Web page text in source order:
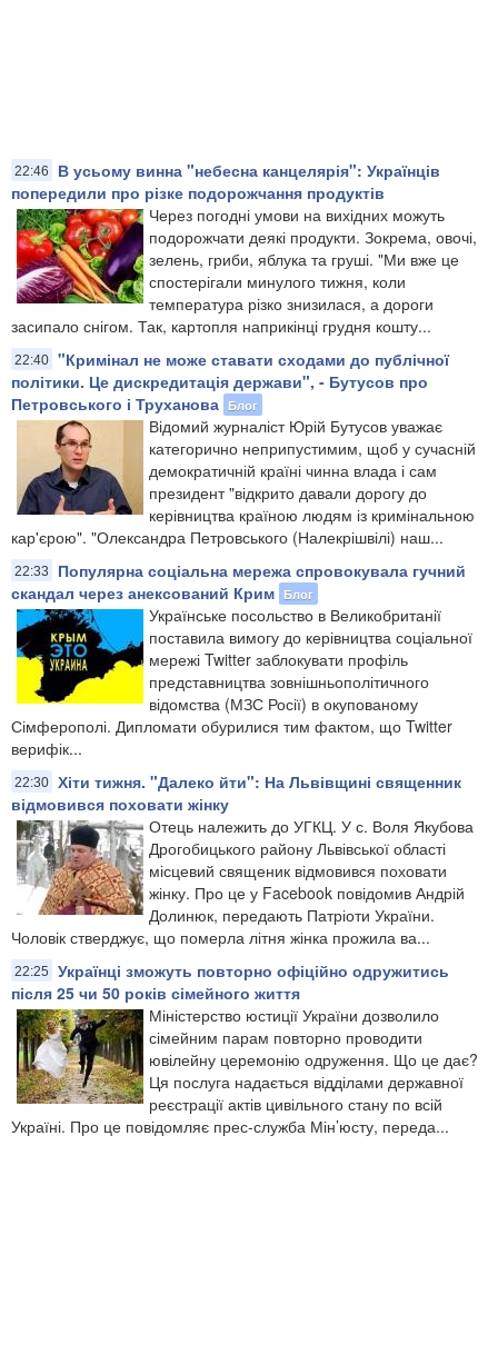
22:46
В усьому винна "небесна канцелярія": Українців
попередили про різке подорожчання продуктів
Через погодні умови на вихідних можуть
подорожчати деякі продукти. Зокрема, овочі,
зелень, гриби, яблука та груші. "Ми вже це
спостерігали минулого тижня, коли
температура різко знизилася, а дороги
засипало снігом. Так, картопля наприкінці грудня кошту...
22:40 "Кримінал не може ставати сходами до публічної
політики. Це дискредитація держави", - Бутусов про
Петровського і Труханова Блог
Відомий журналіст Юрій Бутусов уважає
категорично неприпустимим, щоб у сучасній
демократичній країні чинна влада і сам
президент "відкрито давали дорогу до
керівництва країною людям із кримінальною
кар'єрою". "Олександра Петровського (Налекрішвілі) наш...
22:33
Популярна соціальна мережа спровокувала гучний
скандал через анексований Крим Блог
Українське посольство в Великобританії
поставила вимогу до керівництва соціальної
мережі Twitter заблокувати профіль
представництва зовнішньополітичного
відомства (МЗС Росії) в окупованому
Сімферополі. Дипломати обурилися тим фактом, що Twitter
верифік...
22:30 Хіти тижня. "Далеко йти": На Львівщині священник
відмовився поховати жінку
​Отець належить до УГКЦ. У с. Воля Якубова
Дрогобицького району Львівської області
місцевий священик відмовився поховати
жінку. Про це у Facebook повідомив Андрій
Долинюк, передають Патріоти України.
Чоловік стверджує, що померла літня жінка прожила ва...
22:25
Українці зможуть повторно офіційно одружитись
після 25 чи 50 років сімейного життя
Міністерство юстиції України дозволило
сімейним парам повторно проводити
ювілейну церемонію одруження. Що це дає?
Ця послуга надається відділами державної
реєстрації актів цивільного стану по всій
Україні. Про це повідомляє прес-служба Мін’юсту, переда...